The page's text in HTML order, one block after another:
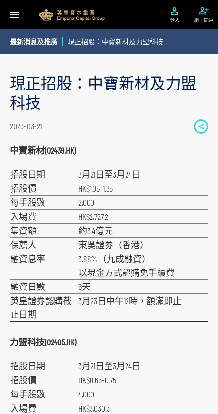
登入 網上開戶
最新消息及推廣 現正招股：中寶新材及力盟科技
現正招股：中寶新材及力盟
科技
2023-03-21
S
a
l
e
中寶新材(02439.HK)
招股日期
3月21日至3月24日
招股價
HK$1.05-1.35
每手股數
2,000
入場費
HK$2,727.2
集資額
約3.4億元
保薦人
東吳證券（香港）
融資息率
3.88%（九成融資）
以現金方式認購免手續費
融資日數
6天
英皇證券認購截
止日期
3月23日中午12時，額滿即止
力盟科技(02405.HK)
招股日期
3月21日至3月24日
招股價
HK$0.65-0.75
每手股數
4,000
入場費
HK$3,030.3